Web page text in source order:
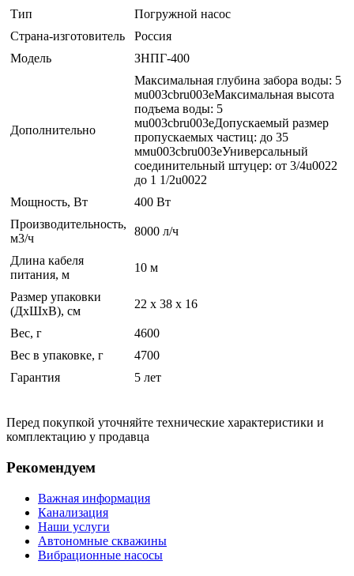
Тип
Погружной насос
Страна-изготовитель
Россия
Модель
ЗНПГ-400
Дополнительно
Максимальная глубина забора воды: 5
мu003cbru003eМаксимальная высота
подъема воды: 5
мu003cbru003eДопускаемый размер
пропускаемых частиц: до 35
ммu003cbru003eУниверсальный
соединительный штуцер: от 3/4u0022
до 1 1/2u0022
Мощность, Вт
400 Вт
Производительность,
м3/ч
8000 л/ч
Длина кабеля
питания, м
10 м
Размер упаковки
(ДхШхВ), см
22 x 38 x 16
Вес, г
4600
Вес в упаковке, г
4700
Гарантия
5 лет
Перед покупкой уточняйте технические характеристики и
комплектацию у продавца
Рекомендуем
Важная информация
Канализация
Наши услуги
Автономные скважины
Вибрационные насосы